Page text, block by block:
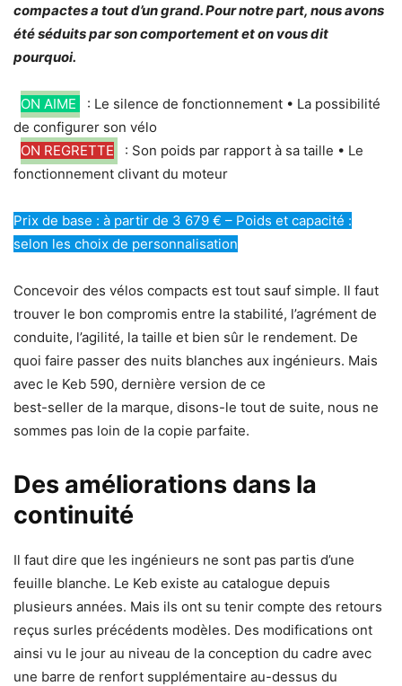
compactes a tout d’un grand. Pour notre part, nous avons
été séduits par son comportement et on vous dit
pourquoi.
ON AIME
: Le silence de fonctionnement • La possibilité
de configurer son vélo
ON REGRETTE
: Son poids par rapport à sa taille • Le
fonctionnement clivant du moteur
Prix de base : à partir de 3 679 € – Poids et capacité :
selon les choix de personnalisation
Concevoir des vélos compacts est tout sauf simple. Il faut
trouver le bon compromis entre la stabilité, l’agrément de
conduite, l’agilité, la taille et bien sûr le rendement. De
quoi faire passer des nuits blanches aux ingénieurs. Mais
avec le Keb 590, dernière version de ce
best-seller de la marque, disons-le tout de suite, nous ne
sommes pas loin de la copie parfaite.
Des améliorations dans la
continuité
Il faut dire que les ingénieurs ne sont pas partis d’une
feuille blanche. Le Keb existe au catalogue depuis
plusieurs années. Mais ils ont su tenir compte des retours
reçus surles précédents modèles. Des modifications ont
ainsi vu le jour au niveau de la conception du cadre avec
une barre de renfort supplémentaire au-dessus du